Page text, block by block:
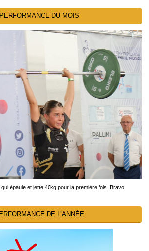
PERFORMANCE DU MOIS
épaule et jette 40kg pour la première fois. Bravo
DE L’ANNÉE